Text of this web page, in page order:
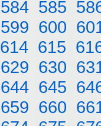
584 585
599 600
614 615
629 630
644 645
659 660